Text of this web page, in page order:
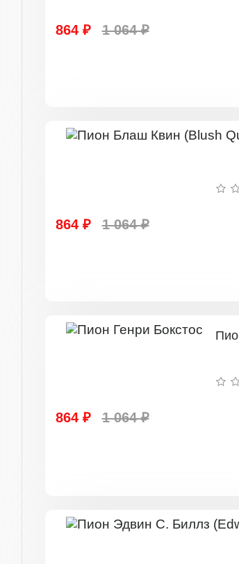
864 ₽ 1 064 ₽
864 ₽ 1 064 ₽
864 ₽ 1 064 ₽